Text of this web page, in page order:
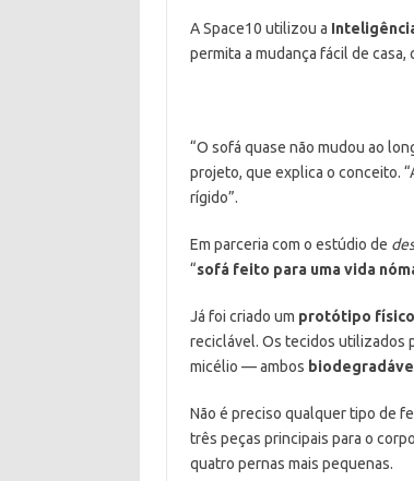
A Space10 utilizou a
permita a mudança fácil de
“O sofá quase não mudou ao
projeto, que explica o conceito.
rígido”.
Em parceria com o estúdio de
“sofá feito para uma vida
Já foi criado um protótipo físico
reciclável. Os tecidos utilizados
micélio — ambos
Não é preciso qualquer tipo de
três peças principais para o
quatro pernas mais pequenas.